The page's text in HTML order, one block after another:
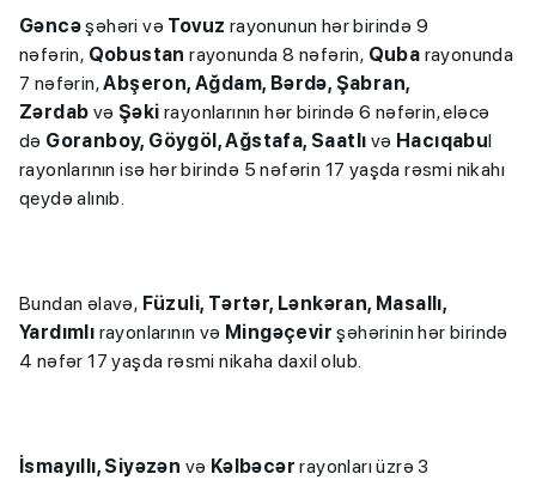
Gəncəşəhəri və Tovuz rayonunun hər birində 9
nəfərin, Qobustan rayonunda 8 nəfərin, Quba rayonunda
7 nəfərin,Abşeron, Ağdam, Bərdə, Şabran,
Zərdab və Şəkirayonlarının hər birində 6 nəfərin, eləcə
də Goranboy, Göygöl, Ağstafa, Saatlı və Hacıqabul
rayonlarının isə hər birində 5 nəfərin 17 yaşda rəsmi nikahı
qeydə alınıb.
Bundan əlavə, Füzuli, Tərtər, Lənkəran, Masallı,
Yardımlı rayonlarının və Mingəçevirşəhərinin hər birində
4 nəfər 17 yaşda rəsmi nikaha daxil olub.
İsmayıllı, Siyəzən və Kəlbəcərrayonları üzrə 3